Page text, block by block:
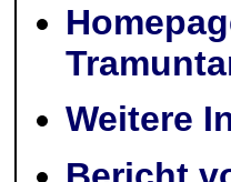
Weitere